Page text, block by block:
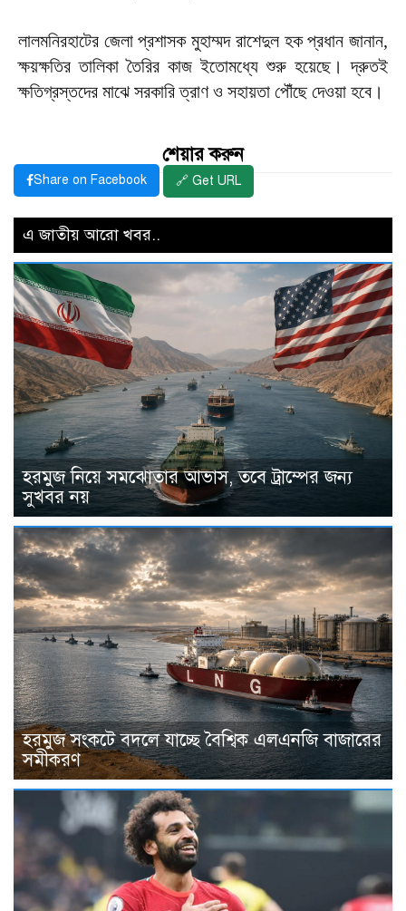
লালমনিরহাটের জেলা প্রশাসক মুহাম্মদ রাশেদুল হক প্রধান জানান,
ক্ষয়ক্ষতির তালিকা তৈরির কাজ ইতোমধ্যে শুরু হয়েছে। দ্রুতই
ক্ষতিগ্রস্তদের মাঝে সরকারি ত্রাণ ও সহায়তা পৌঁছে দেওয়া হবে।
শেয়ার করুন
Share on Facebook 🔗 Get URL
এ জাতীয় আরো খবর..
হরমুজ নিয়ে সমঝোতার আভাস, তবে ট্রাম্পের জন্য
সুখবর নয়
হরমুজ সংকটে বদলে যাচ্ছে বৈশ্বিক এলএনজি বাজারের
সমীকরণ